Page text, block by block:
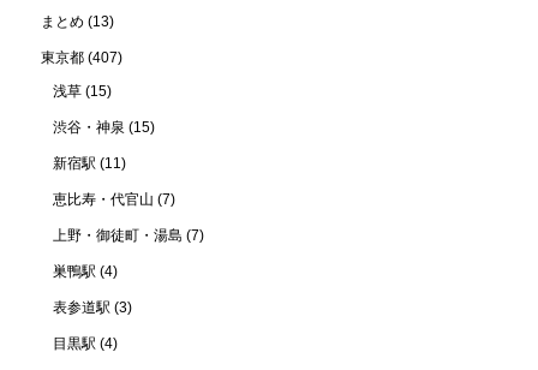
まとめ (13)
東京都 (407)
浅草 (15)
渋谷・神泉 (15)
新宿駅 (11)
恵比寿・代官山 (7)
上野・御徒町・湯島 (7)
巣鴨駅 (4)
表参道駅 (3)
目黒駅 (4)